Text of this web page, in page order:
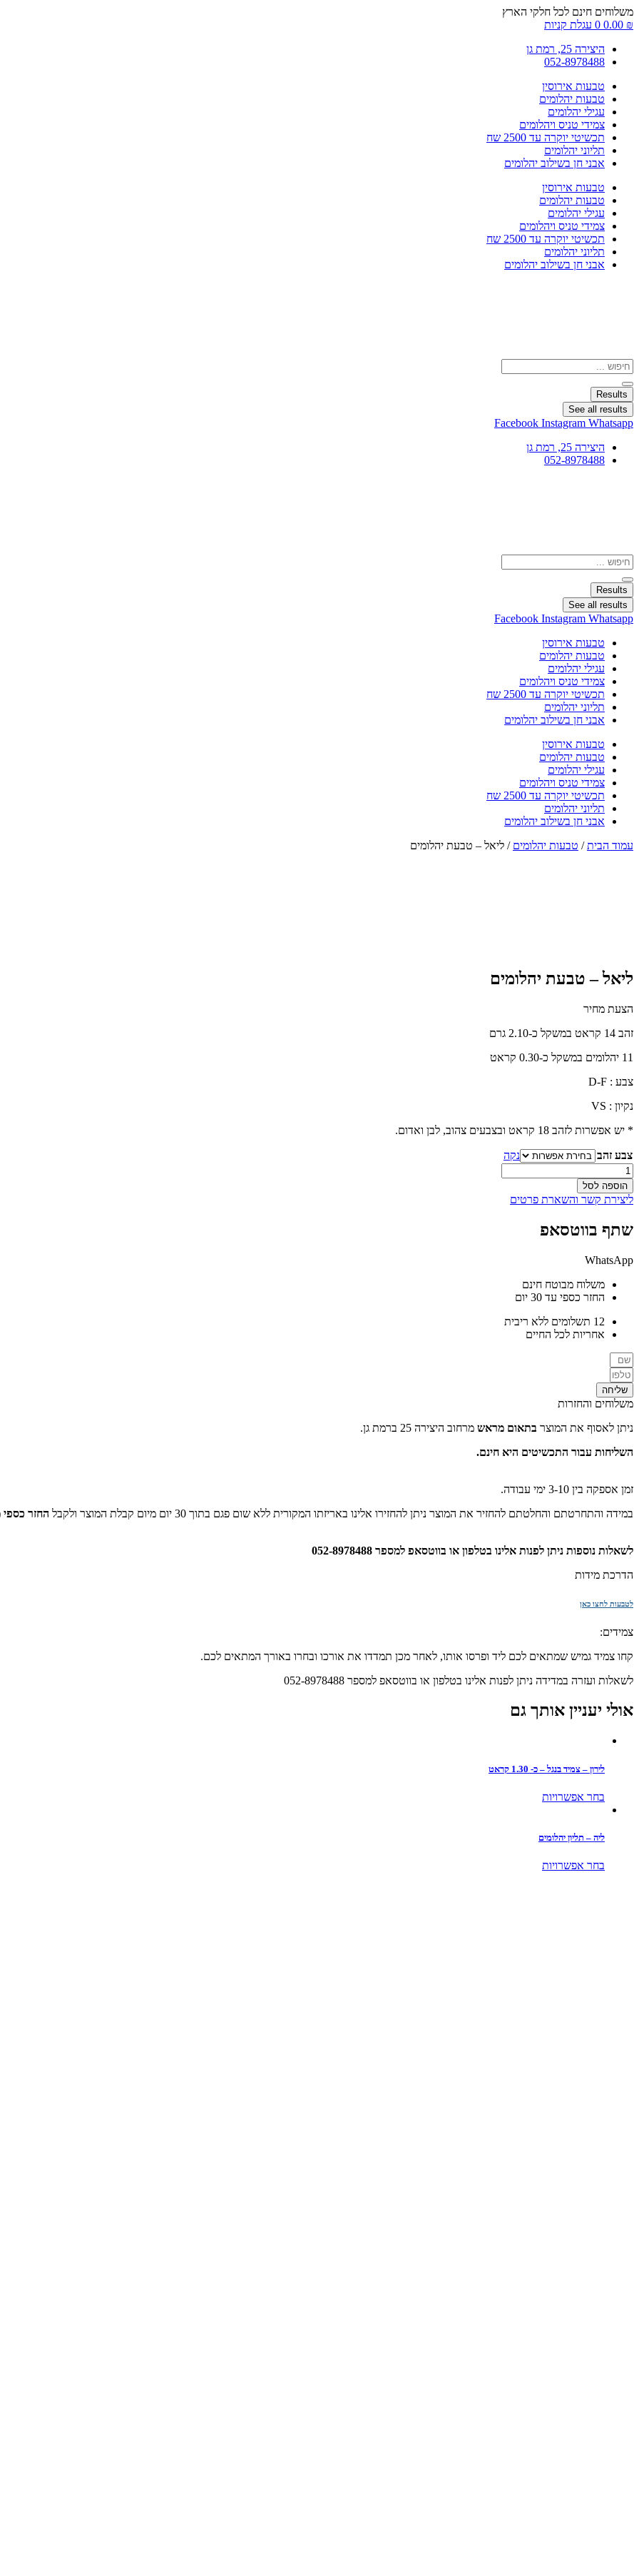
דלג
לתוכן
משלוחים חינם לכל חלקי הארץ
0.00 ₪
0 עגלת קניות
היצירה 25, רמת גן
052-8978488
טבעות אירוסין
טבעות יהלומים
עגילי יהלומים
צמידי טניס ויהלומים
תכשיטי יוקרה עד 2500 שח
תליוני יהלומים
אבני חן בשילוב יהלומים
טבעות אירוסין
טבעות יהלומים
עגילי יהלומים
צמידי טניס ויהלומים
תכשיטי יוקרה עד 2500 שח
תליוני יהלומים
אבני חן בשילוב יהלומים
Search
...
Results
See all results
Facebook Instagram Whatsapp
היצירה 25, רמת גן
052-8978488
Search
...
Results
See all results
Facebook Instagram Whatsapp
טבעות אירוסין
טבעות יהלומים
עגילי יהלומים
צמידי טניס ויהלומים
תכשיטי יוקרה עד 2500 שח
תליוני יהלומים
אבני חן בשילוב יהלומים
טבעות אירוסין
טבעות יהלומים
עגילי יהלומים
צמידי טניס ויהלומים
תכשיטי יוקרה עד 2500 שח
תליוני יהלומים
אבני חן בשילוב יהלומים
עמוד הבית/ טבעות יהלומים / ליאל – טבעת יהלומים
ליאל – טבעת יהלומים
הצעת מחיר
זהב 14 קראט במשקל כ-2.10 גרם
11 יהלומים במשקל כ-0.30 קראט
צבע : D-F
נקיון : VS
* יש אפשרות לזהב 18 קראט ובצבעים צהוב, לבן ואדום.
צבע זהב
נקה
כמות
של
ליאל
-
יהלומים
הוספה לסל
ליצירת קשר והשארת פרטים
שתף בווטסאפ
WhatsApp
משלוח מבוטח חינם
החזר כספי עד 30 יום
12 תשלומים ללא ריבית
אחריות לכל החיים
שליחה
משלוחים והחזרות
ניתן לאסוף את המוצר בתאום מראש מרחוב היצירה 25 ברמת גן.
השליחות עבור התכשיטים היא חינם.
זמן אספקה בין 3-10 ימי עבודה.
במידה והתחרטתם והחלטתם להחזיר את המוצר ניתן להחזירו אלינו באריזתו המקורית ללא שום פגם בתוך 30 יום מיום קבלת המוצר ולקבל
החזר
לשאלות נוספות ניתן לפנות אלינו בטלפון או בווטסאפ למספר 052-8978488
הדרכת מידות
לטבעות לחצו כאן
צמידים:
קחו צמיד גמיש שמתאים לכם ליד ופרסו אותו, לאחר מכן תמדדו את אורכו ובחרו באורך המתאים לכם.
לשאלות ועזרה במדידה ניתן לפנות אלינו בטלפון או בווטסאפ למספר 052-8978488
אולי יעניין אותך גם
לירון – צמיד בנגל – כ- 1.30 קראט
בחר אפשרויות
מספר
לבחור
ליה – תליון יהלומים
בחר אפשרויות